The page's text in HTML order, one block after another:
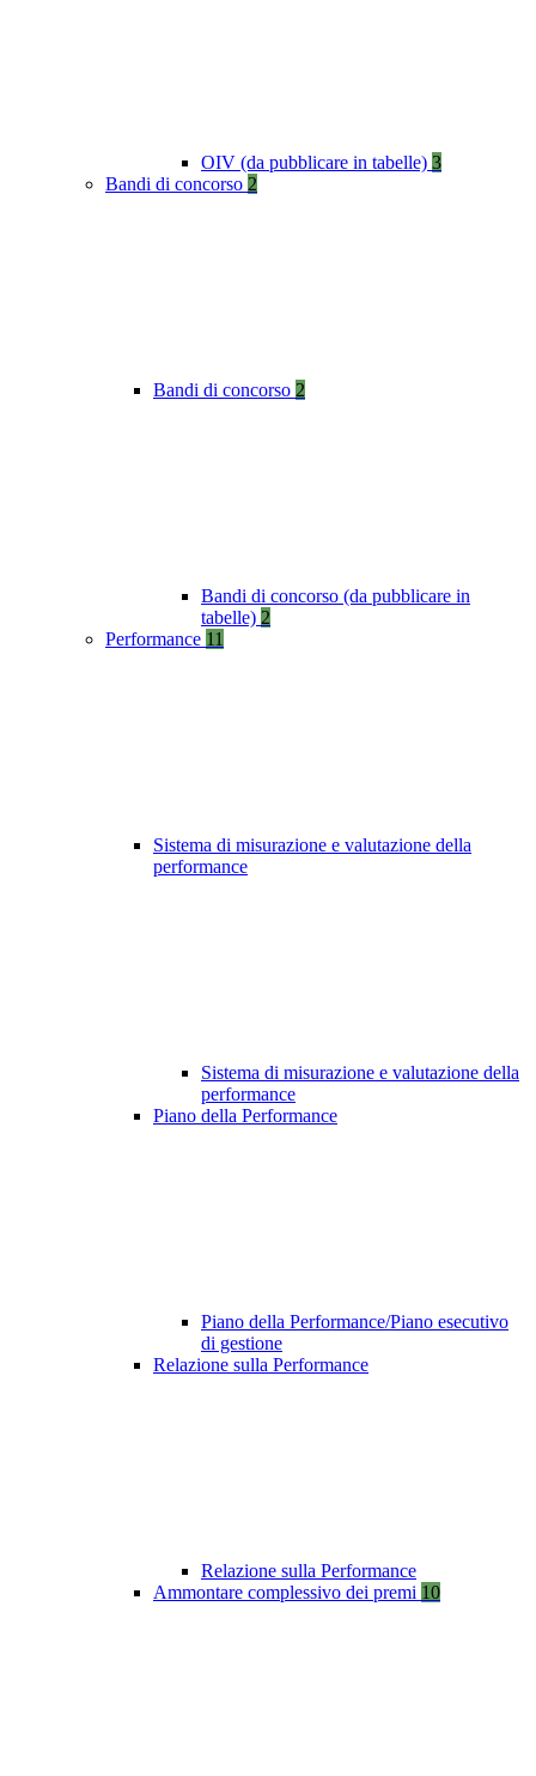
OIV (da pubblicare in tabelle) 3
Bandi di concorso 2
Bandi di concorso 2
Bandi di concorso (da pubblicare in
tabelle) 2
Performance 11
Sistema di misurazione e valutazione della
performance
Sistema di misurazione e valutazione della
performance
Piano della Performance
Piano della Performance/Piano esecutivo
di gestione
Relazione sulla Performance
Relazione sulla Performance
Ammontare complessivo dei premi 10